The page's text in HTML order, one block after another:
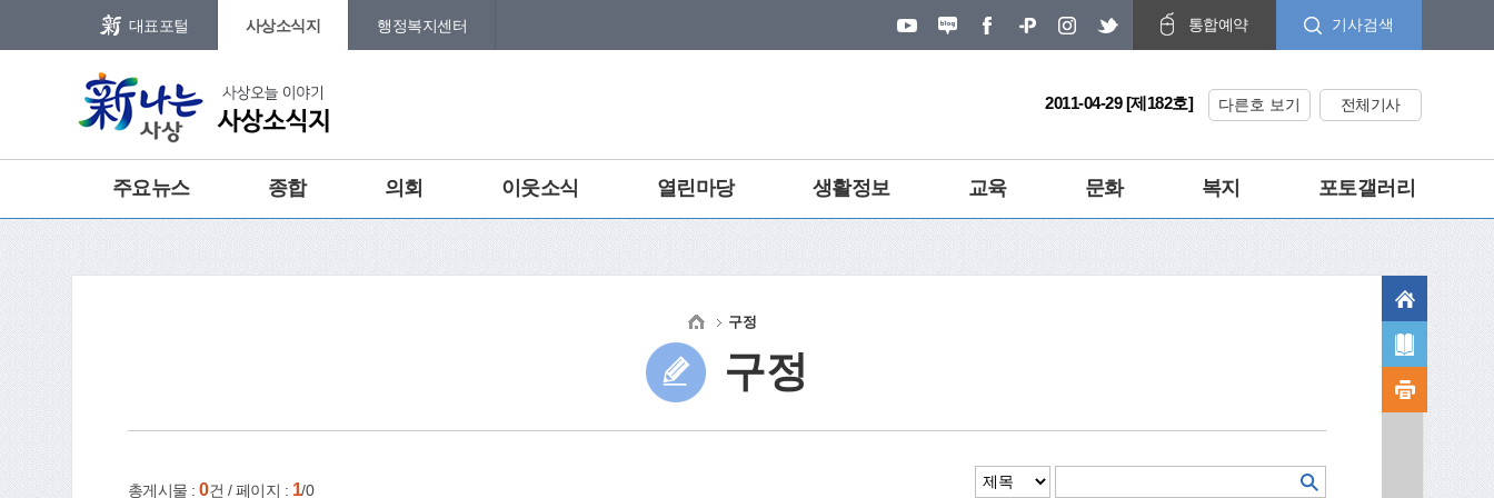
메인메뉴 바로가기
대표포털 사상소식지 행정복지센터 통합예약 기사검색
2011-04-29 [제182호] 다른호 보기 전체기사
주요뉴스 종합 의회 이웃소식 열린마당 생활정보 교육 문화 복지 포토갤러리
구정
구정
총게시물 : 0건 / 페이지 : 1/0